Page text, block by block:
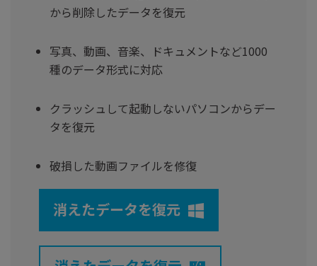
から削除したデータを復元
写真、動画、音楽、ドキュメントなど1000
種のデータ形式に対応
クラッシュして起動しないパソコンからデー
タを復元
破損した動画ファイルを修復
消えたデータを復元